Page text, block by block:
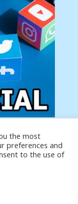
link de tu
the most
preferences and
to the use of